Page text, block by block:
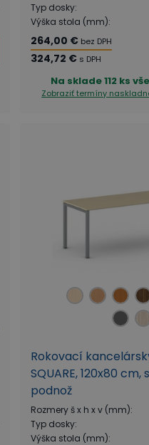
Typ dosky:
Výška stola (mm):
264,00 € bez DPH
324,72 € s DPH
Na sklade112 ks
Zobraziť termíny
Rokovací
SQUARE, 120x80
podnož
Rozmery š x h x v (mm):
Typ dosky:
Výška stola (mm):